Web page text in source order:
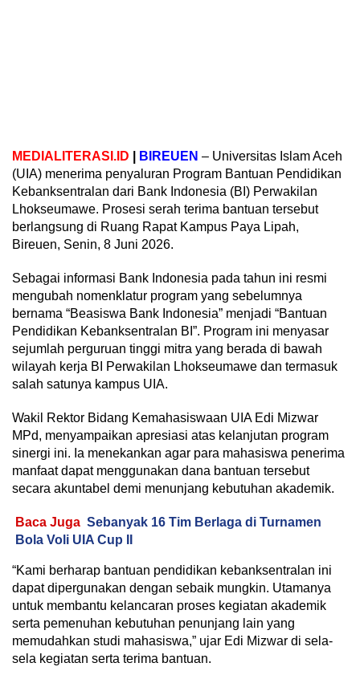
MEDIALITERASI.ID BIREUEN – Universitas Islam Aceh
(UIA) menerima penyaluran Program Bantuan Pendidikan
Kebanksentralan dari Bank Indonesia (BI) Perwakilan
Lhokseumawe. Prosesi serah terima bantuan tersebut
berlangsung di Ruang Rapat Kampus Paya Lipah,
Bireuen, Senin, 8 Juni 2026.
Sebagai informasi Bank Indonesia pada tahun ini resmi
mengubah nomenklatur program yang sebelumnya
bernama “Beasiswa Bank Indonesia” menjadi “Bantuan
Pendidikan Kebanksentralan BI”. Program ini menyasar
sejumlah perguruan tinggi mitra yang berada di bawah
wilayah kerja BI Perwakilan Lhokseumawe dan termasuk
salah satunya kampus UIA.
Wakil Rektor Bidang Kemahasiswaan UIA Edi Mizwar
MPd, menyampaikan apresiasi atas kelanjutan program
sinergi ini. Ia menekankan agar para mahasiswa penerima
manfaat dapat menggunakan dana bantuan tersebut
secara akuntabel demi menunjang kebutuhan akademik.
Baca Juga Sebanyak 16 Tim Berlaga di Turnamen
Bola Voli UIA Cup II
“Kami berharap bantuan pendidikan kebanksentralan ini
dapat dipergunakan dengan sebaik mungkin. Utamanya
untuk membantu kelancaran proses kegiatan akademik
serta pemenuhan kebutuhan penunjang lain yang
memudahkan studi mahasiswa,” ujar Edi Mizwar di sela-
sela kegiatan serta terima bantuan.